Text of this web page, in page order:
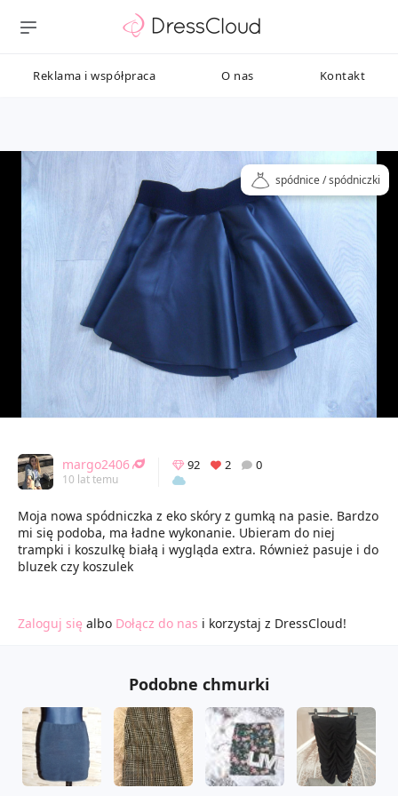
Reklama i współpraca O nas Kontakt
spódnice / spódniczki
margo2406
10 lat temu
92 2 0
Moja nowa spódniczka z eko skóry z gumką na pasie. Bardzo
mi się podoba, ma ładne wykonanie. Ubieram do niej
trampki i koszulkę białą i wygląda extra. Również pasuje i do
bluzek czy koszulek
Zaloguj się albo Dołącz do nas i korzystaj z DressCloud!
Podobne chmurki